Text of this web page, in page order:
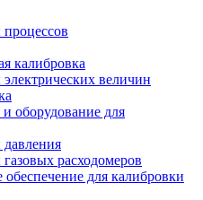
калибровка
величин
оборудование для
расходомеров
для калибровки